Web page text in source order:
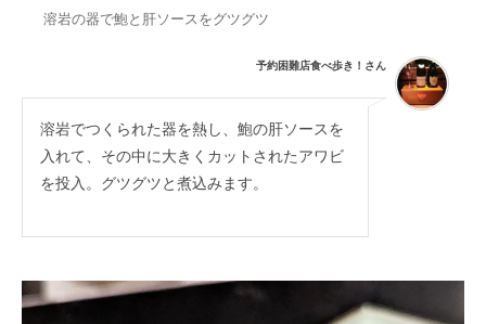
溶岩の器で鮑と肝ソースをグツグツ
予約困難店食べ歩き！さん
溶岩でつくられた器を熱し、鮑の肝ソースを
入れて、その中に大きくカットされたアワビ
を投入。グツグツと煮込みます。